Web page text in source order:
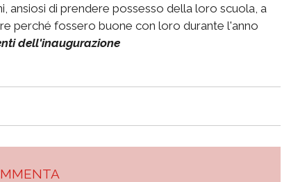
ansiosi di prendere possesso della loro scuola, a
perché fossero buone con loro durante l'anno
dell'inaugurazione